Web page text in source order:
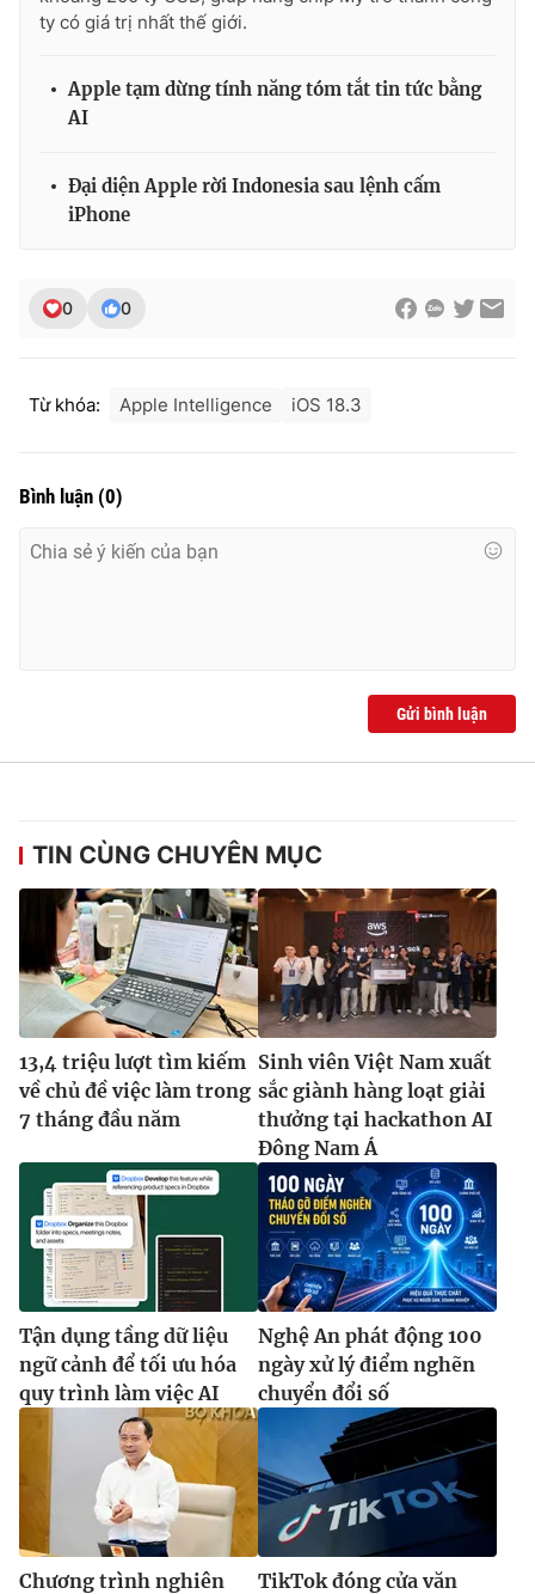
ty có giá trị nhất thế giới.
Apple tạm dừng tính năng tóm tắt tin tức bằng
AI
Đại diện Apple rời Indonesia sau lệnh cấm
iPhone
0 0
Từ khóa: Apple Intelligence iOS 18.3
Bình luận (0)
Gửi bình luận
TIN CÙNG CHUYÊN MỤC
13,4 triệu lượt tìm kiếm
về chủ đề việc làm trong
7 tháng đầu năm
Sinh viên Việt Nam xuất
sắc giành hàng loạt giải
thưởng tại hackathon AI
Đông Nam Á
Tận dụng tầng dữ liệu
ngữ cảnh để tối ưu hóa
quy trình làm việc AI
Nghệ An phát động 100
ngày xử lý điểm nghẽn
chuyển đổi số
Chương trình nghiên
TikTok đóng cửa văn